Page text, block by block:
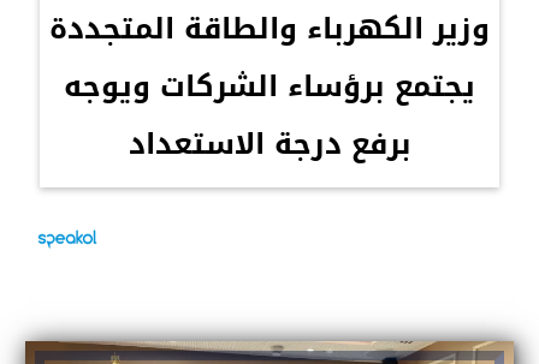
وزير الكهرباء والطاقة المتجددة
يجتمع برؤساء الشركات ويوجه
برفع درجة الاستعداد